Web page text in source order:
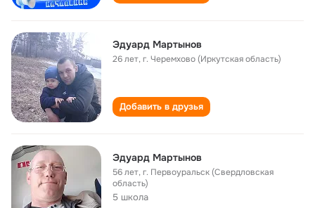
Эдуард Мартынов
26 лет,г. Черемхово (Иркутская область)
Добавить в друзья
Эдуард Мартынов
56 лет,г. Первоуральск (Свердловская
область)
5 школа